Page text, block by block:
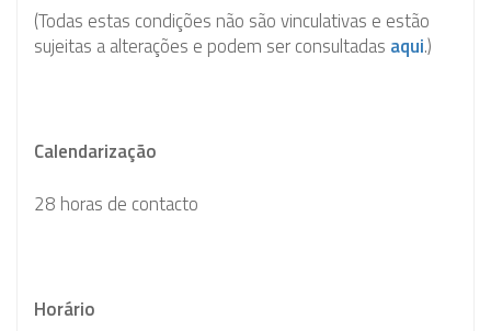
(Todas estas condições não são vinculativas e estão
sujeitas a alterações e podem ser consultadas aqui.)
Calendarização
28 horas de contacto
Horário